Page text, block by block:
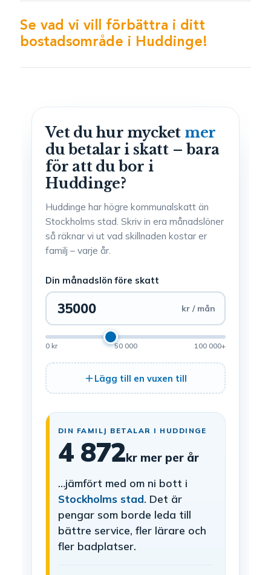
Se vad vi vill förbättra i ditt
bostadsområde i Huddinge!